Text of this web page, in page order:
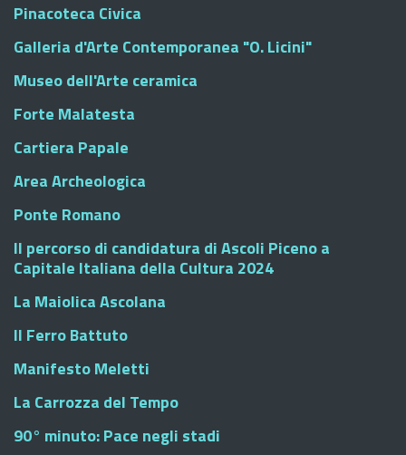
Pinacoteca Civica
Galleria d'Arte Contemporanea "O. Licini"
Museo dell'Arte ceramica
Forte Malatesta
Cartiera Papale
Area Archeologica
Ponte Romano
Il percorso di candidatura di Ascoli Piceno a
Capitale Italiana della Cultura 2024
La Maiolica Ascolana
Il Ferro Battuto
Manifesto Meletti
La Carrozza del Tempo
90° minuto: Pace negli stadi